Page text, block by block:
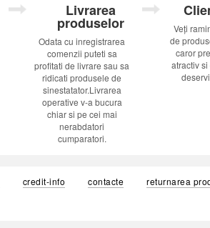
Livrarea
produselor
Odata cu inregistrarea
comenzii puteti sa
profitati de livrare sau sa
ridicati produsele de
sinestatator.Livrarea
operative v-a bucura
chiar si pe cei mai
nerabdatori
cumparatori.
Veți
de
caror
atractiv
credit-info contacte
returnarea